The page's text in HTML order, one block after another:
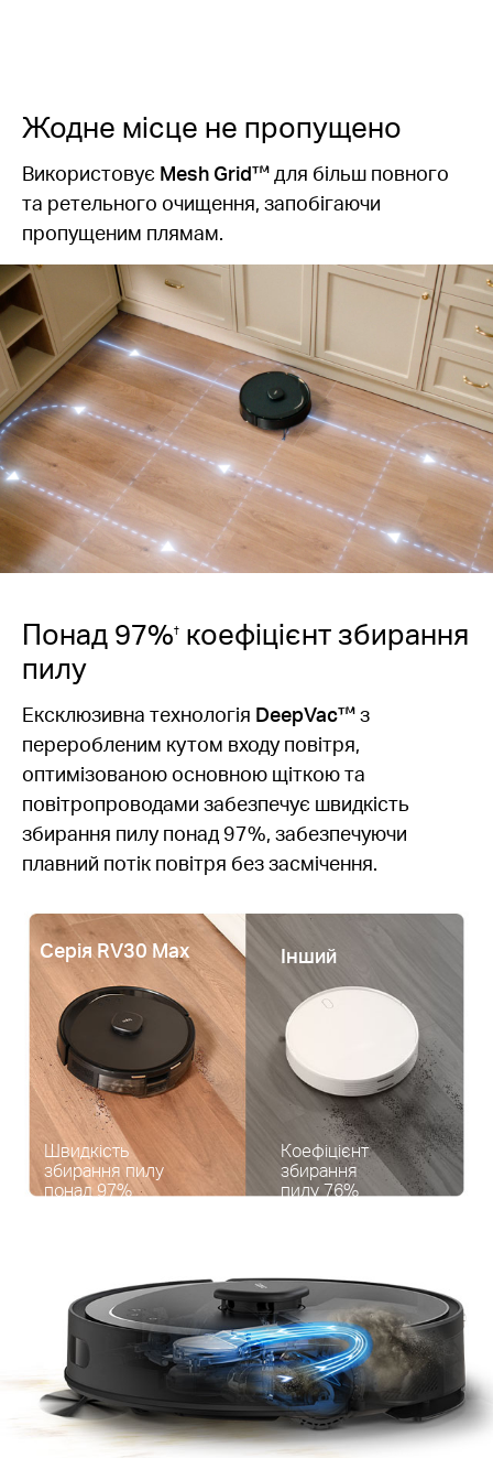
Жодне місце не пропущено
Використовує Mesh Grid™ для більш повного
та ретельного очищення, запобігаючи
пропущеним плямам.
Понад 97%† коефіцієнт збирання
пилу
Ексклюзивна технологія DeepVac™з
переробленим кутом входу повітря,
оптимізованою основною щіткою та
повітропроводами забезпечує швидкість
збирання пилу понад 97%, забезпечуючи
плавний потік повітря без засмічення.
Серія RV30 Max
Швидкість
збирання пилу
понад 97%
Інший
Коефіцієнт
збирання
пилу 76%